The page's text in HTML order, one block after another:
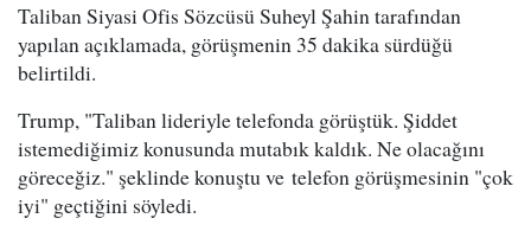
Taliban Siyasi Ofis Sözcüsü Suheyl Şahin tarafından
yapılan açıklamada, görüşmenin 35 dakika sürdüğü
belirtildi.
Trump, "Taliban lideriyle telefonda görüştük. Şiddet
istemediğimiz konusunda mutabık kaldık. Ne olacağını
göreceğiz." şeklinde konuştu ve telefon görüşmesinin "çok
iyi" geçtiğini söyledi.